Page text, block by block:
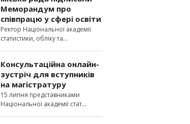
Меморандум про
співпрацю у сфері освіти
Ректор Національної академії
статистики, обліку та
Консультаційна онлайн-
зустріч для вступників
на магістратуру
15 липня представниками
Національної академії стат